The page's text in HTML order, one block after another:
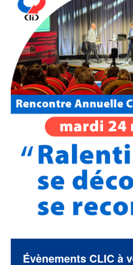
Évènements CLIC à